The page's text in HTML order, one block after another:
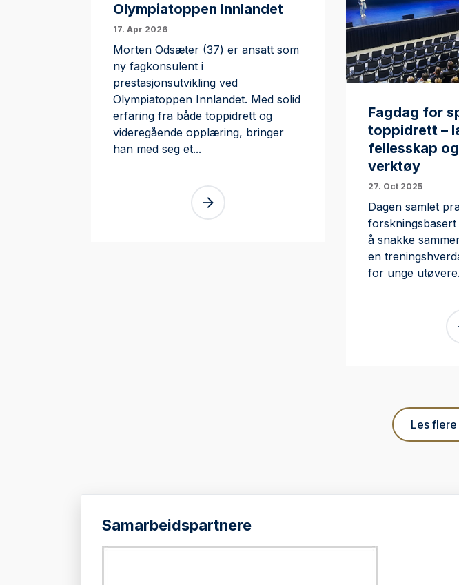
Olympiatoppen Innlandet
17. Apr 2026
Morten Odsæter (37) er ansatt som
ny fagkonsulent i
prestasjonsutvikling ved
Olympiatoppen Innlandet. Med solid
erfaring fra både toppidrett og
videregående opplæring, bringer
han med seg et...
Fagdag for
toppidrett –
fellesskap
verktøy
27. Oct 2025
Dagen samlet
å snakke
en
for unge utøvere.
Les
Samarbeidspartnere